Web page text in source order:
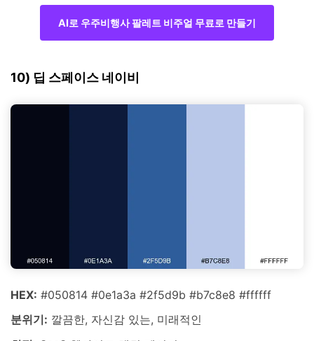
AI로 우주비행사 팔레트 비주얼 무료로 만들기
10) 딥 스페이스 네이비
HEX: #050814 #0e1a3a #2f5d9b #b7c8e8 #ffffff
분위기: 깔끔한, 자신감 있는, 미래적인